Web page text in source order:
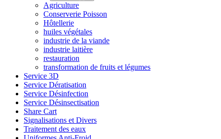
Agriculture
Conserverie Poisson
Hôtellerie
huiles végétales
industrie de la viande
industrie laitière
restauration
transformation de fruits et légumes
Service 3D
Service Dératisation
Service Désinfection
Service Désinsectisation
Share Cart
Signalisations et Divers
Traitement des eaux